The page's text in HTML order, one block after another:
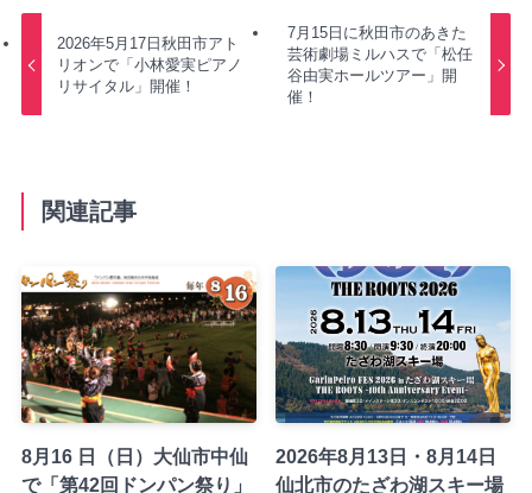
2026年5月17日秋田市アト
リオンで「小林愛実ピアノ
リサイタル」開催！
7月15日に秋田市のあきた
芸術劇場ミルハスで「松任
谷由実ホールツアー」開
催！
関連記事
8月16 日（日）大仙市中仙
で「第42回ドンパン祭り」
2026年8月13日・8月14日
仙北市のたざわ湖スキー場